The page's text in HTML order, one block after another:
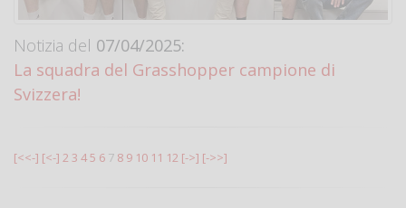
Notizia del 07/04/2025:
La squadra del Grasshopper campione di
Svizzera!
[<<-] [<-] 2 3 45 6 7 8 9 10 11 12 [->] [->>]